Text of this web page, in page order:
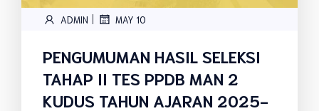
ADMIN | MAY 10
PENGUMUMAN HASIL SELEKSI
TAHAP II TES PPDB MAN 2
KUDUS TAHUN AJARAN 2025-